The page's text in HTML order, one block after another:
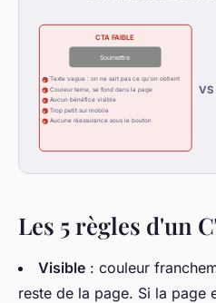
CTA FAIBLE
Soumettre
Texte vague : on ne sait pas ce qu'on obtient
Couleur terne, se fond dans la page
Aucun bénéfice visible
Trop petit sur mobile
Aucune réassurance sous le bouton
x
x
x
x
x
VS
Les 5 règles d'un
Visible : couleur
reste de la page. Si la page